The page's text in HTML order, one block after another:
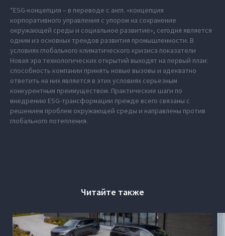
*ESG-концепция – в переводе с англ. «концепция
корпоративного управления с упором на сохранение
окружающей среды и социальное развитие», сегодня является
одним из основных трендов развития промышленности. В
условиях глобального климатического кризиса показатели
Новая эра технологических открытий выходят на первый план:
способность компании принять новые вызовы и адекватно
ответить на них является в этих условиях серьезным
конкурентным преимуществом. Практические шаги по
внедрению ESG-трансформации прежде всего связаны с
решением проблем окружающей среды и направлены против
глобального потепления.
Читайте также